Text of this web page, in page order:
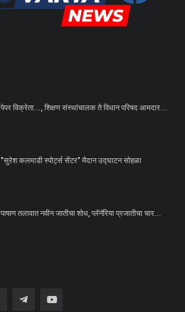
पेपर विक्रेता..., शिक्षण संस्थांचालक ते विधान परिषद आमदार...
"सुरेश कलमाडी स्पोर्ट्स सेंटर" मैदान उद्घाटन सोहळा
पाषाण तलावात नवीन जातीचा शोध, प्लॅनॅरिया प्रजातीचा चार...